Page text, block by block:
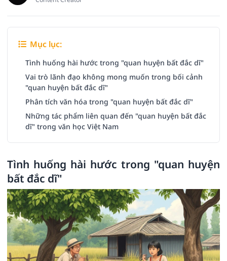
Mục lục:
Tình huống hài hước trong "quan huyện bất đắc dĩ"
Vai trò lãnh đạo không mong muốn trong bối cảnh
"quan huyện bất đắc dĩ"
Phân tích văn hóa trong "quan huyện bất đắc dĩ"
Những tác phẩm liên quan đến "quan huyện bất đắc
dĩ" trong văn học Việt Nam
Tình huống hài hước trong "quan huyện
bất đắc dĩ"